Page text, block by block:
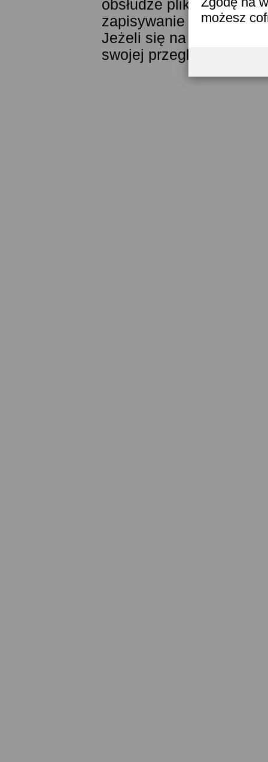
możesz
obsłudze plików
zapisywanie ich w
Jeżeli się na to nie
swojej przeglądarki.